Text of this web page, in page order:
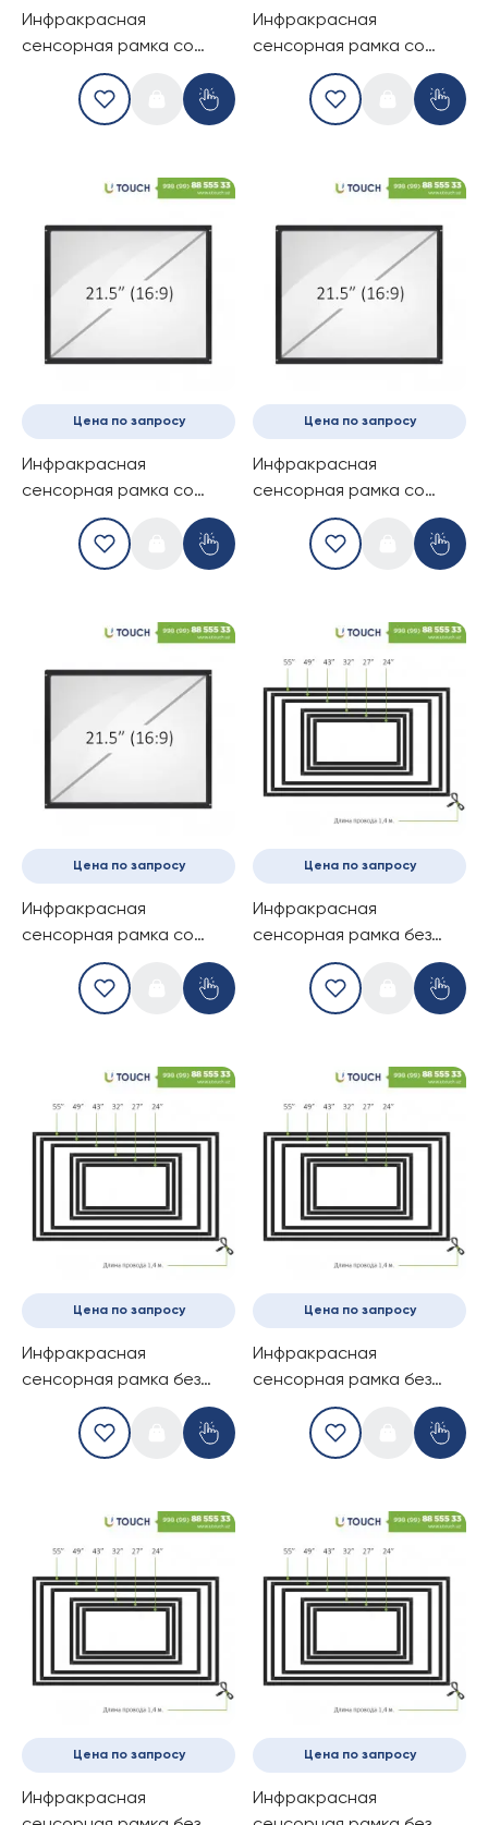
Инфракрасная
сенсорная рамка со
стеклом, 19-дюймов (6
касанй) (16-10)
Инфракрасная
сенсорная рамка со
стеклом, 19-дюймов (10
касанй) (16-10)
Цена по запросу
Инфракрасная
сенсорная рамка со
стеклом, 21.5-дюймов (4
касаний) (16-9)
Цена по запросу
Инфракрасная
сенсорная рамка со
стеклом, 21.5-дюймов (10
касаний) (16-9)
Цена по запросу
Инфракрасная
сенсорная рамка со
стеклом, 21.5-дюймов (6
касанй) (16-9)
Цена по запросу
Инфракрасная
сенсорная рамка без
стекла, 24-дюймов (4
касаний) (16-9)
Цена по запросу
Инфракрасная
сенсорная рамка без
стекла, 24-дюймов (10
касаний) (16-9)
Цена по запросу
Инфракрасная
сенсорная рамка без
стекла, 27-дюймов (4
касаний) (16-9)
Цена по запросу
Инфракрасная
Цена по запросу
Инфракрасная